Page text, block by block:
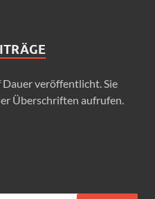
veröffentlicht. Sie
Überschriften aufrufen.